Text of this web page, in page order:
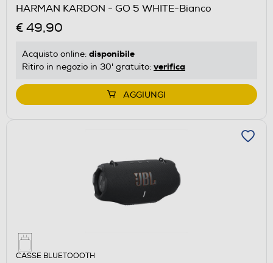
HARMAN KARDON - GO 5 WHITE-Bianco
€ 49,90
Acquisto online: disponibile
Ritiro in negozio in 30' gratuito: verifica
AGGIUNGI
CASSE BLUETOOOTH